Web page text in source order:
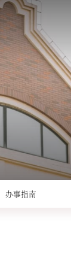
办事指南